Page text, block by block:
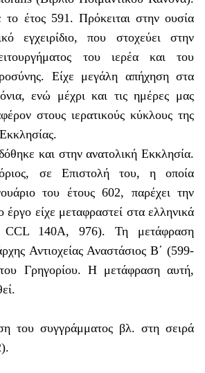
έτος 591. Πρόκειται στην ουσία
εγχειρίδιο, που στοχεύει στην
του ιερέα και του
Είχε μεγάλη απήχηση στα
ενώ μέχρι και τις ημέρες μας
στους ιερατικούς κύκλους της
και στην ανατολική Εκκλησία.
σε Επιστολή του, η οποία
του έτους 602, παρέχει την
είχε μεταφραστεί στα ελληνικά
140A, 976). Τη μετάφραση
Αντιοχείας Αναστάσιος Β΄ (599-
Γρηγορίου. Η μετάφραση αυτή,
του συγγράμματος βλ. στη σειρά